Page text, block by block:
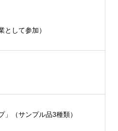
として参加）
」（サンプル品3種類）